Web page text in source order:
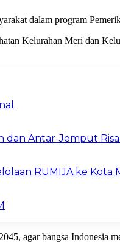
dalam program
Kelurahan Meri dan
dan Antar-Jemput
RUMIJA ke Kota
agar bangsa Indonesia